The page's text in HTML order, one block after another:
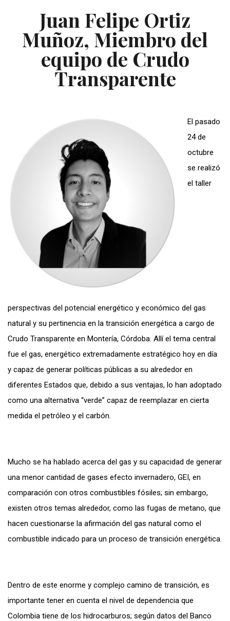
Juan Felipe Ortiz
Muñoz, Miembro del
equipo de Crudo
Transparente
El pasado
24 de
octubre
se realizó
el taller
perspectivas del potencial energético y económico del gas
natural y su pertinencia en la transición energética a cargo de
Crudo Transparente en Montería, Córdoba. Allí el tema central
fue el gas, energético extremadamente estratégico hoy en día
y capaz de generar políticas públicas a su alrededor en
diferentes Estados que, debido a sus ventajas, lo han adoptado
como una alternativa “verde” capaz de reemplazar en cierta
medida el petróleo y el carbón.
Mucho se ha hablado acerca del gas y su capacidad de generar
una menor cantidad de gases efecto invernadero, GEI, en
comparación con otros combustibles fósiles; sin embargo,
existen otros temas alrededor, como las fugas de metano, que
hacen cuestionarse la afirmación del gas natural como el
combustible indicado para un proceso de transición energética.
Dentro de este enorme y complejo camino de transición, es
importante tener en cuenta el nivel de dependencia que
Colombia tiene de los hidrocarburos; según datos del Banco